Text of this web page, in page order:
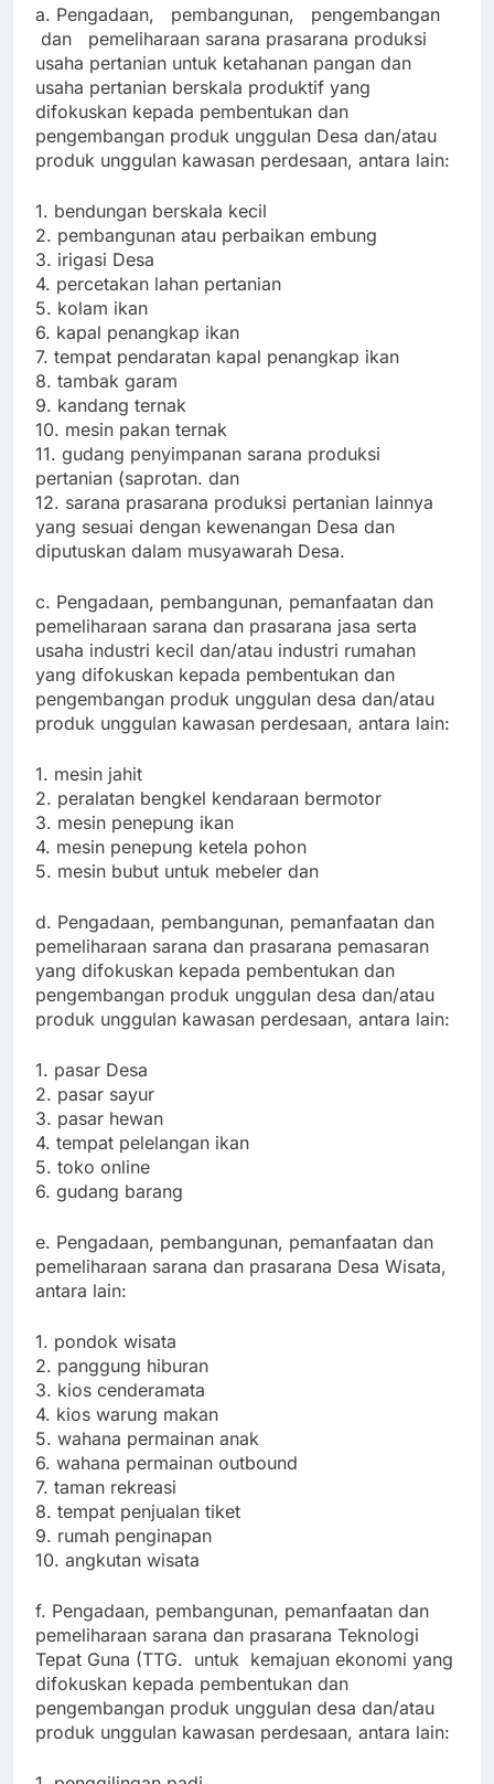
a. Pengadaan, pembangunan, pengembangan
dan pemeliharaan sarana prasarana produksi
usaha pertanian untuk ketahanan pangan dan
usaha pertanian berskala produktif yang
difokuskan kepada pembentukan dan
pengembangan produk unggulan Desa dan/atau
produk unggulan kawasan perdesaan, antara lain:
1. bendungan berskala kecil
2. pembangunan atau perbaikan embung
3. irigasi Desa
4. percetakan lahan pertanian
5. kolam ikan
6. kapal penangkap ikan
7. tempat pendaratan kapal penangkap ikan
8. tambak garam
9. kandang ternak
10. mesin pakan ternak
11. gudang penyimpanan sarana produksi
pertanian (saprotan. dan
12. sarana prasarana produksi pertanian lainnya
yang sesuai dengan kewenangan Desa dan
diputuskan dalam musyawarah Desa.
c. Pengadaan, pembangunan, pemanfaatan dan
pemeliharaan sarana dan prasarana jasa serta
usaha industri kecil dan/atau industri rumahan
yang difokuskan kepada pembentukan dan
pengembangan produk unggulan desa dan/atau
produk unggulan kawasan perdesaan, antara lain:
1. mesin jahit
2. peralatan bengkel kendaraan bermotor
3. mesin penepung ikan
4. mesin penepung ketela pohon
5. mesin bubut untuk mebeler dan
d. Pengadaan, pembangunan, pemanfaatan dan
pemeliharaan sarana dan prasarana pemasaran
yang difokuskan kepada pembentukan dan
pengembangan produk unggulan desa dan/atau
produk unggulan kawasan perdesaan, antara lain:
1. pasar Desa
2. pasar sayur
3. pasar hewan
4. tempat pelelangan ikan
5. toko online
6. gudang barang
e. Pengadaan, pembangunan, pemanfaatan dan
pemeliharaan sarana dan prasarana Desa Wisata,
antara lain:
1. pondok wisata
2. panggung hiburan
3. kios cenderamata
4. kios warung makan
5. wahana permainan anak
6. wahana permainan outbound
7. taman rekreasi
8. tempat penjualan tiket
9. rumah penginapan
10. angkutan wisata
f. Pengadaan, pembangunan, pemanfaatan dan
pemeliharaan sarana dan prasarana Teknologi
Tepat Guna (TTG. untuk kemajuan ekonomi yang
difokuskan kepada pembentukan dan
pengembangan produk unggulan desa dan/atau
produk unggulan kawasan perdesaan, antara lain: